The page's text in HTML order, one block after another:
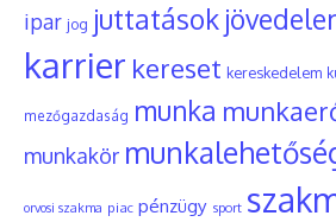
ipar jog juttatások
karrier kereset kereskedelem
mezőgazdaság munka
munkakör
orvosi szakma piac pénzügy sport